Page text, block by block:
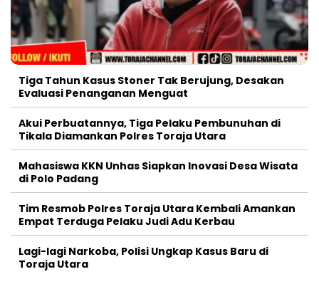
Tiga Tahun Kasus Stoner Tak Berujung, Desakan
Evaluasi Penanganan Menguat
Akui Perbuatannya, Tiga Pelaku Pembunuhan di
Tikala Diamankan Polres Toraja Utara
Mahasiswa KKN Unhas Siapkan Inovasi Desa Wisata
di Polo Padang
Tim Resmob Polres Toraja Utara Kembali Amankan
Empat Terduga Pelaku Judi Adu Kerbau
Lagi-lagi Narkoba, Polisi Ungkap Kasus Baru di
Toraja Utara